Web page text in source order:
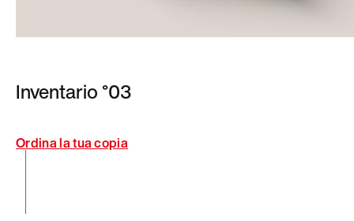
Inventario °03
Ordina la tua copia